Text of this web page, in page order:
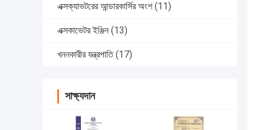
এক্সক্যাভটরের আন্ডারকার্সির অংশ (11)
এক্সকাভেটর ইঞ্জিন (13)
খননকারীর যন্ত্রপাতি (17)
সাক্ষ্যদান